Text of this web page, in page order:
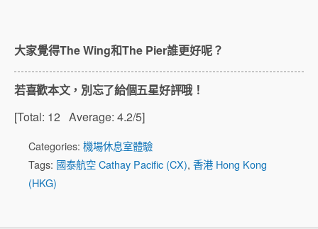
大家覺得The Wing和The Pier誰更好呢？
若喜歡本文，別忘了給個五星好評哦！
[Total: 12 Average: 4.2/5]
Categories: 機場休息室體驗
Tags: 國泰航空 Cathay Pacific (CX), 香港 Hong Kong
(HKG)